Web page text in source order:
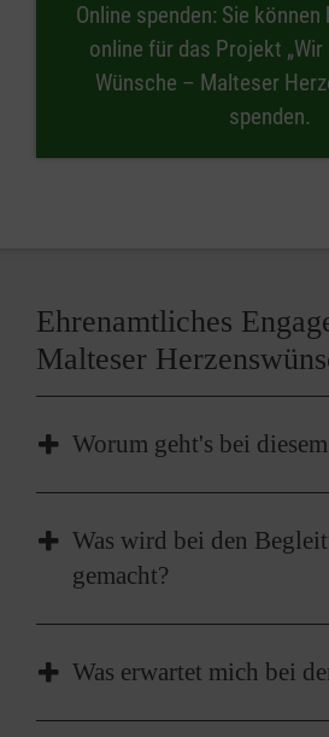
Online spenden: Sie
online für das Projekt
Wünsche – Malteser
spenden.
Ehrenamtliches
Malteser
Worum geht's bei
Als Begleiter oder
Herzenswünschen sind Sie
die wissen, dass sie bald
stehen ihnen zur Seite, in
denen ein letzter
Was wird bei den
gemacht?
Bei Aktivitäten im Rahmen
Herzenswunschwagen
Was erwartet mich bei